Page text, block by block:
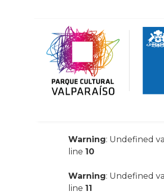
Warning: Undefined
line 10
Warning: Undefined
line 11